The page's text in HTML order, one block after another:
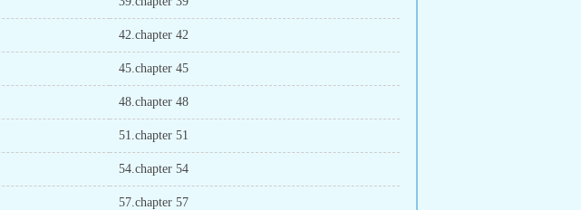
42.chapter 42
45.chapter 45
48.chapter 48
51.chapter 51
54.chapter 54
57.chapter 57